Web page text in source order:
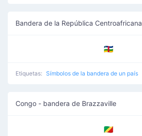
Bandera de la República Centroafricana
🇨🇫
Etiquetas: Símbolos de la bandera de un país
Congo - bandera de Brazzaville
🇨🇬